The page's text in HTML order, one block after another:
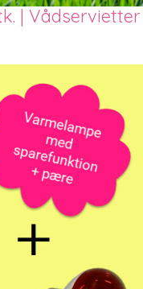
| Vådservietter